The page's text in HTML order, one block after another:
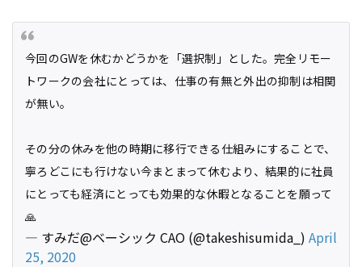
今回のGWを休むかどうかを「選択制」とした。完全リモー
トワークの会社にとっては、仕事の有無と外出の抑制は相関
が無い。
その分の休みを他の時期に移行できる仕組みにすることで、
寧ろどこにも行けない今まとまって休むより、結果的に社員
にとっても経済にとっても効果的な休暇となることを願って
🙏
— すみだ@ベーシック CAO (@takeshisumida_) April
25, 2020